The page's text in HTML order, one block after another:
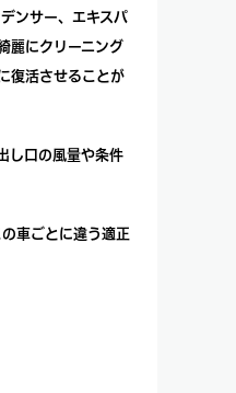
ンサー、エキスパ
麗にクリーニング
復活させることが
し口の風量や条件
車ごとに違う適正